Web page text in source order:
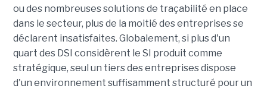
ou des nombreuses solutions de traçabilité en place
dans le secteur, plus de la moitié des entreprises se
déclarent insatisfaites. Globalement, si plus d'un
quart des DSI considèrent le SI produit comme
stratégique, seul un tiers des entreprises dispose
d'un environnement suffisamment structuré pour un